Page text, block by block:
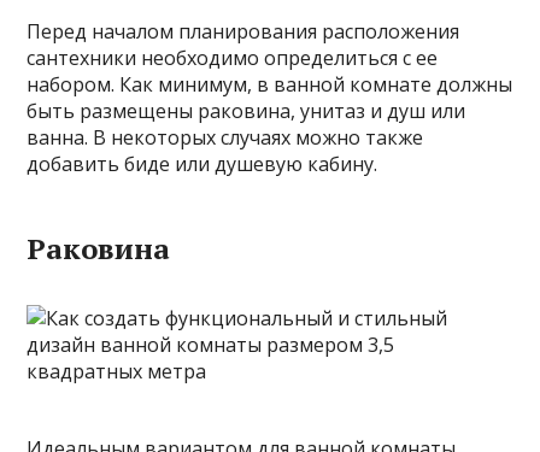
Перед началом планирования расположения
сантехники необходимо определиться с ее
набором. Как минимум, в ванной комнате должны
быть размещены раковина, унитаз и душ или
ванна. В некоторых случаях можно также
добавить биде или душевую кабину.
Раковина